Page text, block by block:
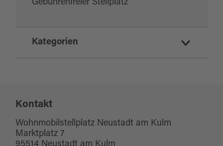
Gebührenfreier Stellplatz
Kategorien
Kontakt
Wohnmobilstellplatz Neustadt am Kulm
Marktplatz 7